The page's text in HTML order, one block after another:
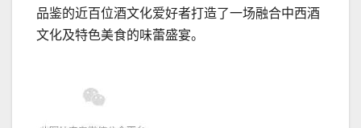
品鉴的近百位酒文化爱好者打造了一场融合中西酒
文化及特色美食的味蕾盛宴。